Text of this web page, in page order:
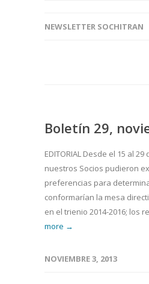
NEWSLETTER SOCHITRAN
Boletín 29,
EDITORIAL Desde el 15 al
nuestros Socios pudieron
preferencias para
conformarían la mesa
en el trienio 2014-2016; los
more →
NOVIEMBRE 3, 2013